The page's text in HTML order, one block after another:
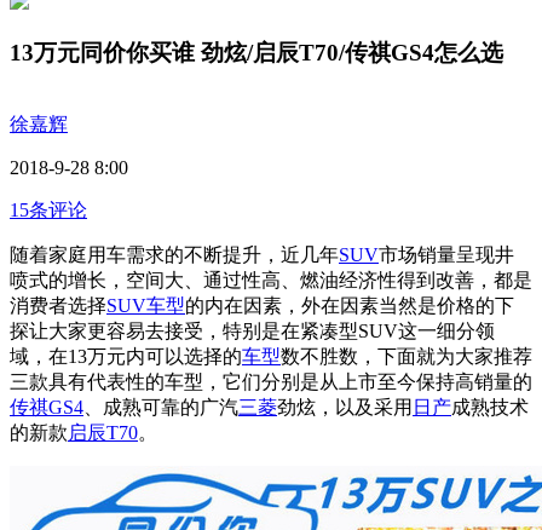
13万元同价你买谁 劲炫/启辰T70/传祺GS4怎么选
徐嘉辉
2018-9-28 8:00
15条评论
随着家庭用车需求的不断提升，近几年SUV市场销量呈现井
喷式的增长，空间大、通过性高、燃油经济性得到改善，都是
消费者选择SUV车型的内在因素，外在因素当然是价格的下
探让大家更容易去接受，特别是在紧凑型SUV这一细分领
域，在13万元内可以选择的车型数不胜数，下面就为大家推荐
三款具有代表性的车型，它们分别是从上市至今保持高销量的
传祺GS4、成熟可靠的广汽三菱劲炫，以及采用 日产成熟技术
的新款启辰T70。